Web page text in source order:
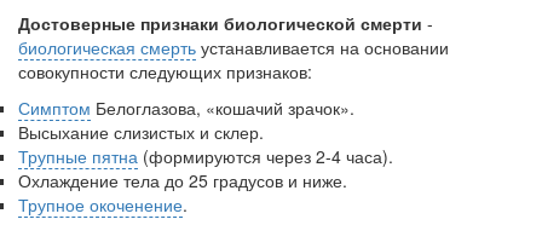
Достоверные признаки биологической смерти -
биологическая смерть уста­навливается на основании
совокупности следующих признаков:
Симптом Белоглазова, «кошачий зрачок».
Высыхание слизистых и склер.
Трупные пятна (формируются через 2-4 часа).
Охлаждение тела до 25 градусов и ниже.
Трупное окоченение.